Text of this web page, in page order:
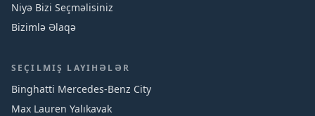
Niyə Bizi Seçməlisiniz
Bizimlə Əlaqə
SEÇILMIŞ LAYIHƏLƏR
Binghatti Mercedes‑Benz City
Max Lauren Yalıkavak